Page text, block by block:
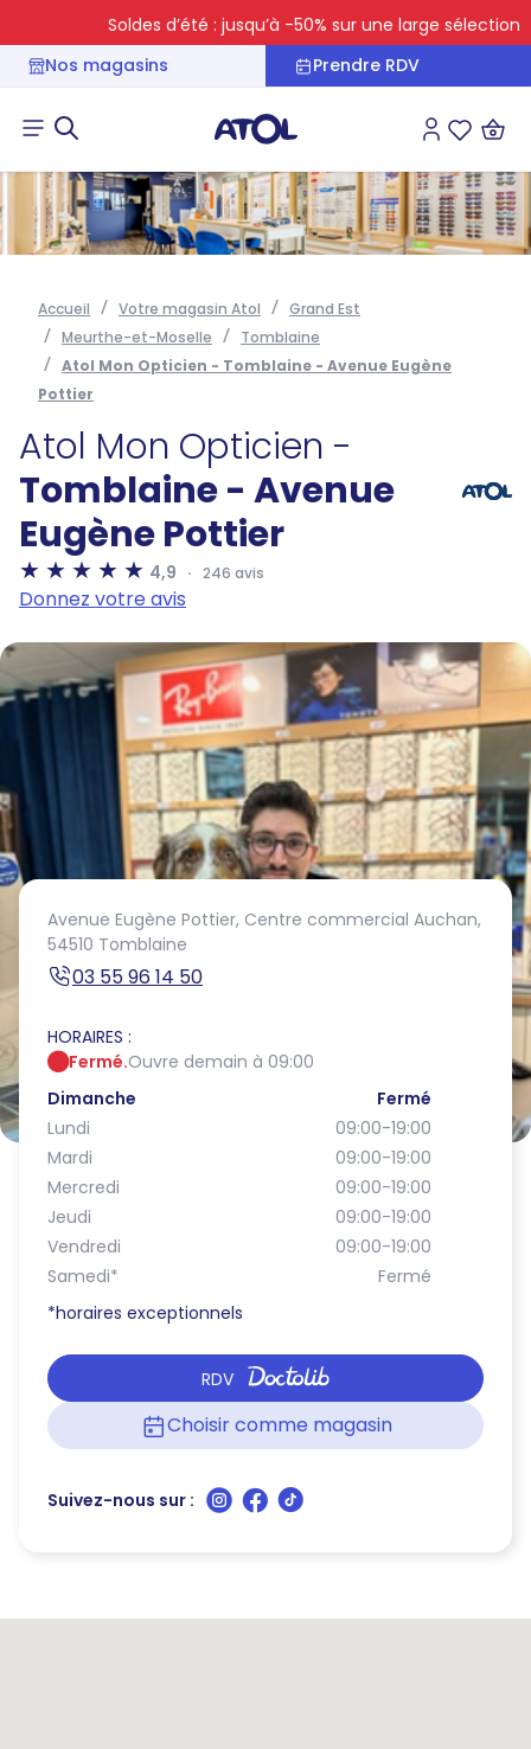
Soldes d’été : jusqu’à -50% sur une large sélection
Nos magasins
Prendre RDV
Connexion
Accueil Votre magasin Atol
Grand Est
Meurthe-et-Moselle
Tomblaine
Atol Mon Opticien - Tomblaine - Avenue Eugène
Pottier
Atol Mon Opticien -
Tomblaine - Avenue
Eugène Pottier
4,9 246 avis
Donnez votre avis
Avenue Eugène Pottier, Centre commercial Auchan,
54510 Tomblaine
03 55 96 14 50
HORAIRES :
Fermé.Ouvre demain à 09:00
Dimanche
Fermé
Lundi
09:00-19:00
Mardi
09:00-19:00
Mercredi
09:00-19:00
Jeudi
09:00-19:00
Vendredi
09:00-19:00
Samedi*
Fermé
*horaires exceptionnels
RDV
Choisir comme magasin
Suivez-nous sur :